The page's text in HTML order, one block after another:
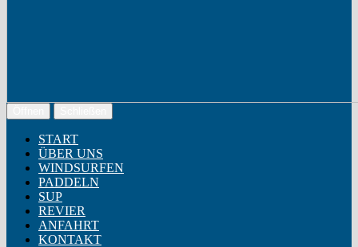
START
ÜBER UNS
WINDSURFEN
PADDELN
SUP
REVIER
ANFAHRT
KONTAKT